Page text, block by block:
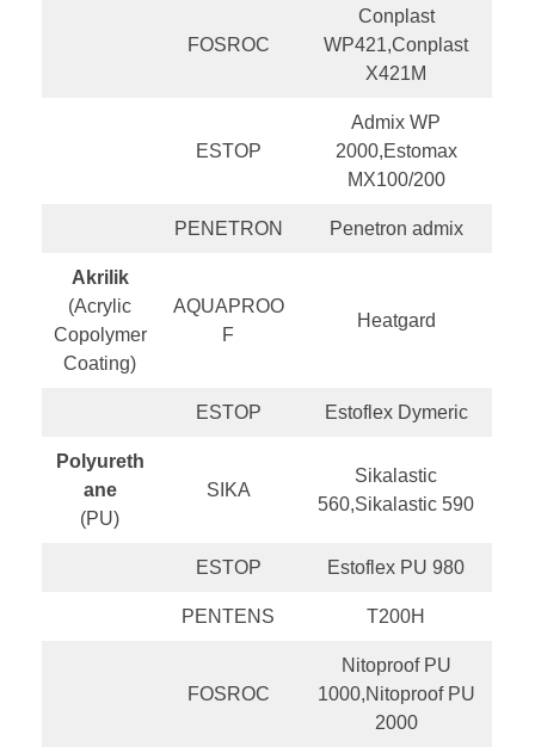
FOSROC
Conplast
WP421,Conplast
X421M
ESTOP
Admix WP
2000,Estomax
MX100/200
PENETRON Penetron admix
Akrilik
(Acrylic
Copolymer
Coating)
AQUAPROO
F
Heatgard
ESTOP Estoflex Dymeric
Polyureth
ane
(PU)
SIKA
Sikalastic
560,Sikalastic 590
ESTOP Estoflex PU 980
PENTENS T200H
FOSROC
Nitoproof PU
1000,Nitoproof PU
2000